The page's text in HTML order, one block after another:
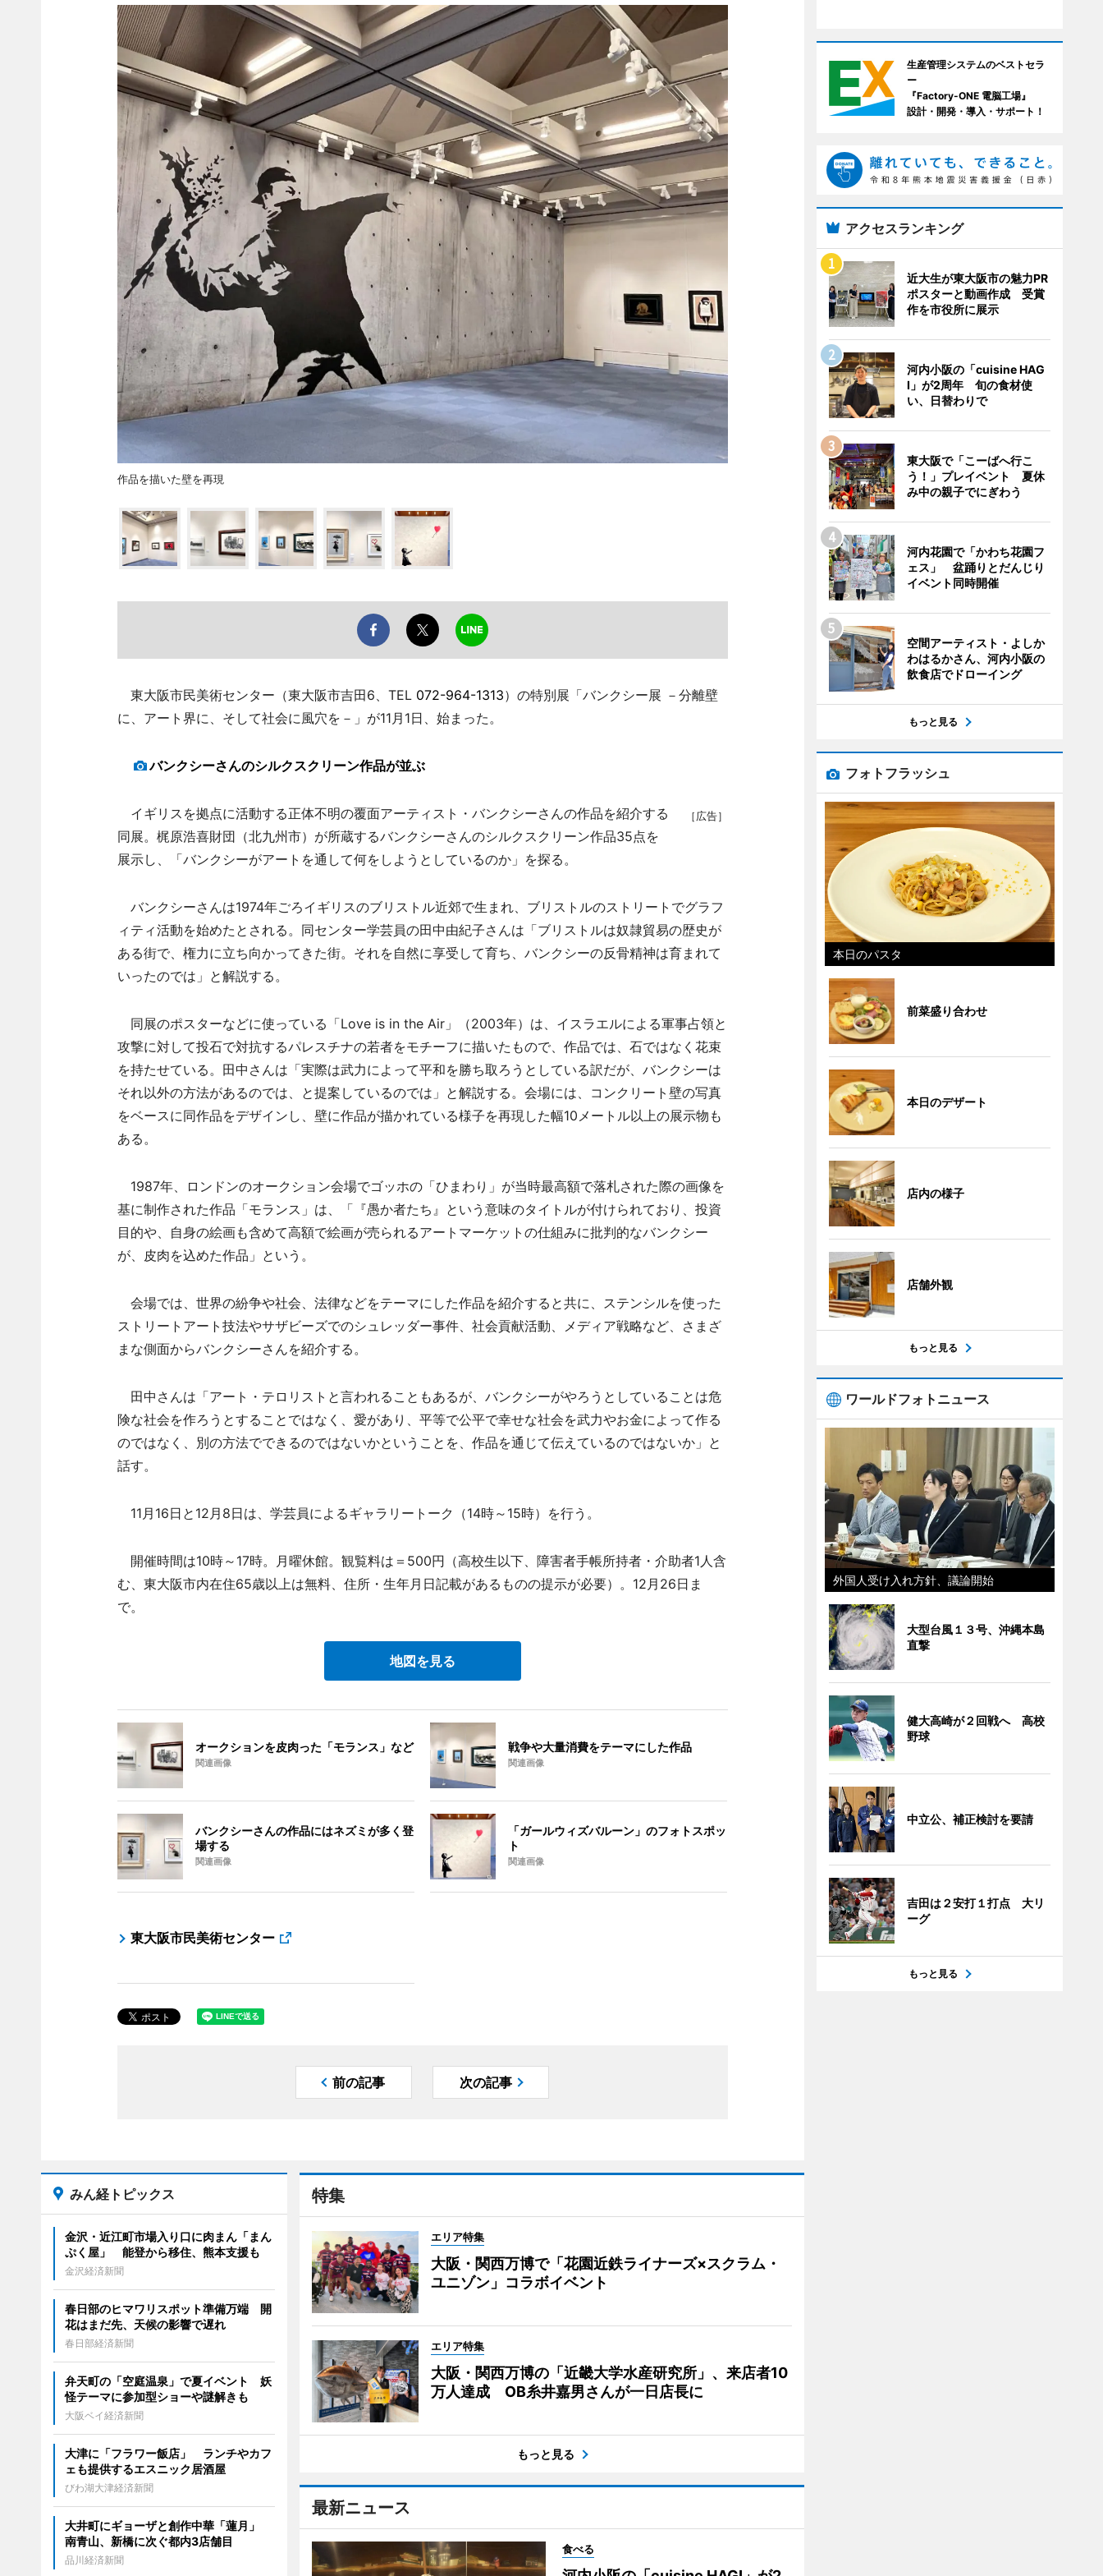
作品を描いた壁を再現
東大阪市民美術センター（東大阪市吉田6、TEL 072-964-1313）の特別展「バンクシー展 －分離壁
に、アート界に、そして社会に風穴を－」が11月1日、始まった。
バンクシーさんのシルクスクリーン作品が並ぶ
［広告］
イギリスを拠点に活動する正体不明の覆面アーティスト・バンクシーさんの作品を紹介する
同展。梶原浩喜財団（北九州市）が所蔵するバンクシーさんのシルクスクリーン作品35点を
展示し、「バンクシーがアートを通して何をしようとしているのか」を探る。
バンクシーさんは1974年ごろイギリスのブリストル近郊で生まれ、ブリストルのストリートでグラフ
ィティ活動を始めたとされる。同センター学芸員の田中由紀子さんは「ブリストルは奴隷貿易の歴史が
ある街で、権力に立ち向かってきた街。それを自然に享受して育ち、バンクシーの反骨精神は育まれて
いったのでは」と解説する。
同展のポスターなどに使っている「Love is in the Air」（2003年）は、イスラエルによる軍事占領と
攻撃に対して投石で対抗するパレスチナの若者をモチーフに描いたもので、作品では、石ではなく花束
を持たせている。田中さんは「実際は武力によって平和を勝ち取ろうとしている訳だが、バンクシーは
それ以外の方法があるのでは、と提案しているのでは」と解説する。会場には、コンクリート壁の写真
をベースに同作品をデザインし、壁に作品が描かれている様子を再現した幅10メートル以上の展示物も
ある。
1987年、ロンドンのオークション会場でゴッホの「ひまわり」が当時最高額で落札された際の画像を
基に制作された作品「モランス」は、「『愚か者たち』という意味のタイトルが付けられており、投資
目的や、自身の絵画も含めて高額で絵画が売られるアートマーケットの仕組みに批判的なバンクシー
が、皮肉を込めた作品」という。
会場では、世界の紛争や社会、法律などをテーマにした作品を紹介すると共に、ステンシルを使った
ストリートアート技法やサザビーズでのシュレッダー事件、社会貢献活動、メディア戦略など、さまざ
まな側面からバンクシーさんを紹介する。
田中さんは「アート・テロリストと言われることもあるが、バンクシーがやろうとしていることは危
険な社会を作ろうとすることではなく、愛があり、平等で公平で幸せな社会を武力やお金によって作る
のではなく、別の方法でできるのではないかということを、作品を通じて伝えているのではないか」と
話す。
11月16日と12月8日は、学芸員によるギャラリートーク（14時～15時）を行う。
開催時間は10時～17時。月曜休館。観覧料は＝500円（高校生以下、障害者手帳所持者・介助者1人含
む、東大阪市内在住65歳以上は無料、住所・生年月日記載があるものの提示が必要）。12月26日ま
で。
地図を見る
オークションを皮肉った「モランス」など
関連画像
戦争や大量消費をテーマにした作品
関連画像
バンクシーさんの作品にはネズミが多く登
場する
関連画像
「ガールウィズバルーン」のフォトスポッ
ト
関連画像
東大阪市民美術センター
前の記事 次の記事
特集
エリア特集
大阪・関西万博で「花園近鉄ライナーズ×スクラム・
ユニゾン」コラボイベント
エリア特集
大阪・関西万博の「近畿大学水産研究所」、来店者10
万人達成 OB糸井嘉男さんが一日店長に
もっと見る
最新ニュース
食べる
みん経トピックス
金沢・近江町市場入り口に肉まん「まん
ぷく屋」 能登から移住、熊本支援も
金沢経済新聞
春日部のヒマワリスポット準備万端 開
花はまだ先、天候の影響で遅れ
春日部経済新聞
弁天町の「空庭温泉」で夏イベント 妖
怪テーマに参加型ショーや謎解きも
大阪ベイ経済新聞
大津に「フラワー飯店」 ランチやカフ
ェも提供するエスニック居酒屋
びわ湖大津経済新聞
大井町にギョーザと創作中華「蓮月」
南青山、新橋に次ぐ都内3店舗目
品川経済新聞
生産管理システムのベストセラ
ー
『Factory-ONE 電脳工場』
設計・開発・導入・サポート！
アクセスランキング
近大生が東大阪市の魅力PR
ポスターと動画作成 受賞
作を市役所に展示
河内小阪の「cuisine HAG
I」が2周年 旬の食材使
い、日替わりで
東大阪で「こーばへ行こ
う！」プレイベント 夏休
み中の親子でにぎわう
河内花園で「かわち花園フ
ェス」 盆踊りとだんじり
イベント同時開催
空間アーティスト・よしか
わはるかさん、河内小阪の
飲食店でドローイング
もっと見る
フォトフラッシュ
本日のパスタ
前菜盛り合わせ
本日のデザート
店内の様子
店舗外観
もっと見る
ワールドフォトニュース
外国人受け入れ方針、議論開始
大型台風１３号、沖縄本島
直撃
健大高崎が２回戦へ 高校
野球
中立公、補正検討を要請
吉田は２安打１打点 大リ
ーグ
もっと見る